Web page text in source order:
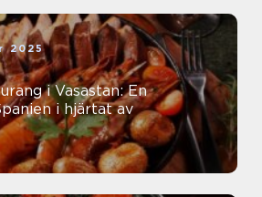
2025
i Vasastan: En
i hjärtat av